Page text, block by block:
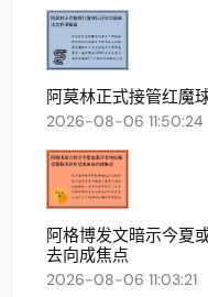
阿莫林正式接管红魔
2026-08-06 11:50:24
阿格博发文暗示今夏
去向成焦点
2026-08-06 11:03:21